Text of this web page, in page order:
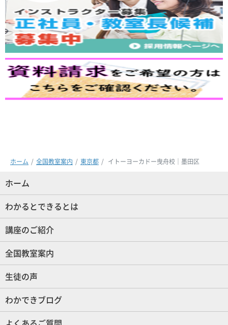
ホーム 全国教室案内 東京都 イトーヨーカドー曳舟校｜墨田区
ホーム
わかるとできるとは
講座のご紹介
全国教室案内
生徒の声
わかできブログ